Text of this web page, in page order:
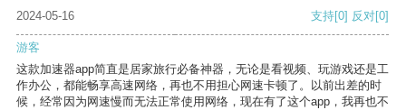
2024-05-16
支持[0] 反对[0]
游客
这款加速器app简直是居家旅行必备神器，无论是看视频、玩游戏还是工
作办公，都能畅享高速网络，再也不用担心网速卡顿了。以前出差的时
候，经常因为网速慢而无法正常使用网络，现在有了这个app，我再也不